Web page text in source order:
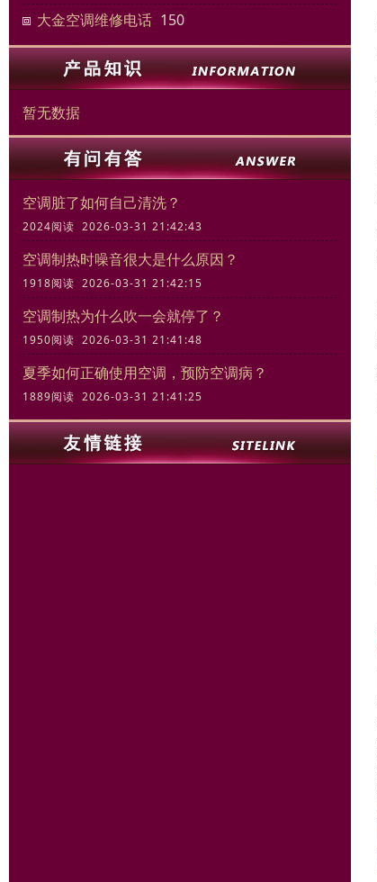
大金空调维修电话 150
暂无数据
空调脏了如何自己清洗？
2024阅读 2026-03-31 21:42:43
空调制热时噪音很大是什么原因？
1918阅读 2026-03-31 21:42:15
空调制热为什么吹一会就停了？
1950阅读 2026-03-31 21:41:48
夏季如何正确使用空调，预防空调病？
1889阅读 2026-03-31 21:41:25